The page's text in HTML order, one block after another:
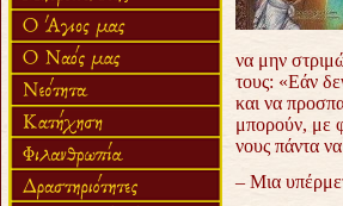
να μην
τους: «Εάν
και να
μπορούν, με
νους πάντα
– Μια